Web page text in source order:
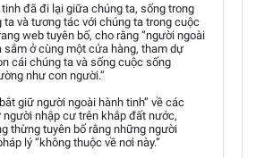
đã đi lại giữa chúng ta, sống trong
ta và tương tác với chúng ta trong cuộc
web tuyên bố, cho rằng “người ngoài
sắm ở cùng một cửa hàng, tham dự
cái chúng ta và sống cuộc sống
như con người.”
giữ người ngoài hành tinh” về các
nhập cư trên khắp đất nước,
thừng tuyên bố rằng những người
lý “không thuộc về nơi này.”